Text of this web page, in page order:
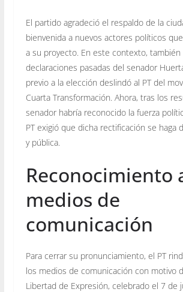
El partido agradeció el respaldo de la
bienvenida a nuevos actores políticos
a su proyecto. En este contexto,
declaraciones pasadas del senador
previo a la elección deslindó al PT del
Cuarta Transformación. Ahora, tras los
senador habría reconocido la fuerza
PT exigió que dicha rectificación se haga
y pública.
Reconocimiento
medios de
comunicación
Para cerrar su pronunciamiento, el PT
los medios de comunicación con motivo
Libertad de Expresión, celebrado el 7 de